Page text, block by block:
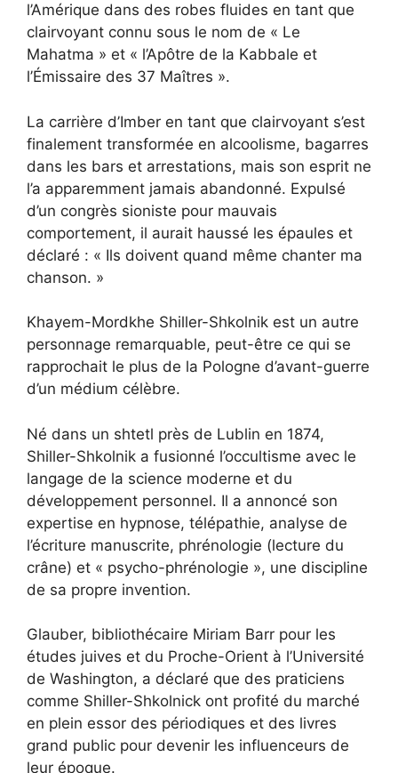
l’Amérique dans des robes fluides en tant que
clairvoyant connu sous le nom de « Le
Mahatma » et « l’Apôtre de la Kabbale et
l’Émissaire des 37 Maîtres ».
La carrière d’Imber en tant que clairvoyant s’est
finalement transformée en alcoolisme, bagarres
dans les bars et arrestations, mais son esprit ne
l’a apparemment jamais abandonné. Expulsé
d’un congrès sioniste pour mauvais
comportement, il aurait haussé les épaules et
déclaré : « Ils doivent quand même chanter ma
chanson. »
Khayem-Mordkhe Shiller-Shkolnik est un autre
personnage remarquable, peut-être ce qui se
rapprochait le plus de la Pologne d’avant-guerre
d’un médium célèbre.
Né dans un shtetl près de Lublin en 1874,
Shiller-Shkolnik a fusionné l’occultisme avec le
langage de la science moderne et du
développement personnel. Il a annoncé son
expertise en hypnose, télépathie, analyse de
l’écriture manuscrite, phrénologie (lecture du
crâne) et « psycho-phrénologie », une discipline
de sa propre invention.
Glauber, bibliothécaire Miriam Barr pour les
études juives et du Proche-Orient à l’Université
de Washington, a déclaré que des praticiens
comme Shiller-Shkolnick ont ​​profité du marché
en plein essor des périodiques et des livres
grand public pour devenir les influenceurs de
leur époque.